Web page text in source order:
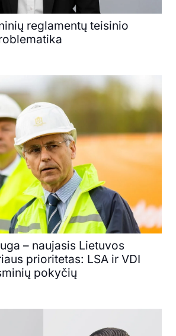
reglamentų teisinio
– naujasis Lietuvos
prioritetas: LSA ir VDI
pokyčių